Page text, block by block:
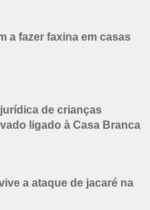
a fazer faxina em casas
de crianças
ligado à Casa Branca
a ataque de jacaré na